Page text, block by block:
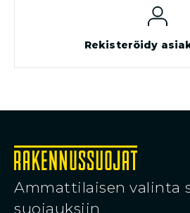
Rekisteröidy
Ammattilaisen valinta
suojauksiin